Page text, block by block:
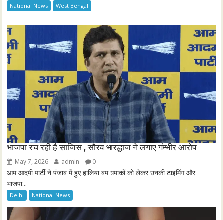
e
n
National News West Bengal
भाजपा रच रही है साजिस , सौरव भारद्धाज ने लगाए गंम्भीर आरोप
May 7, 2026 admin 0
आम आदमी पार्टी ने पंजाब में हुए हालिया बम धमाकों को लेकर उनकी टाइमिंग और
भाजपा...
Delhi National News